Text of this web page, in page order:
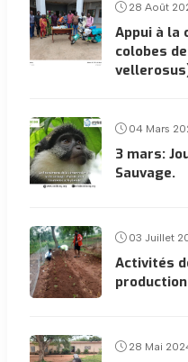
28 Août
Appui à la
colobes
04 Mars
3 mars:
Sauvage.
03 Juillet
Activités
28 Mai